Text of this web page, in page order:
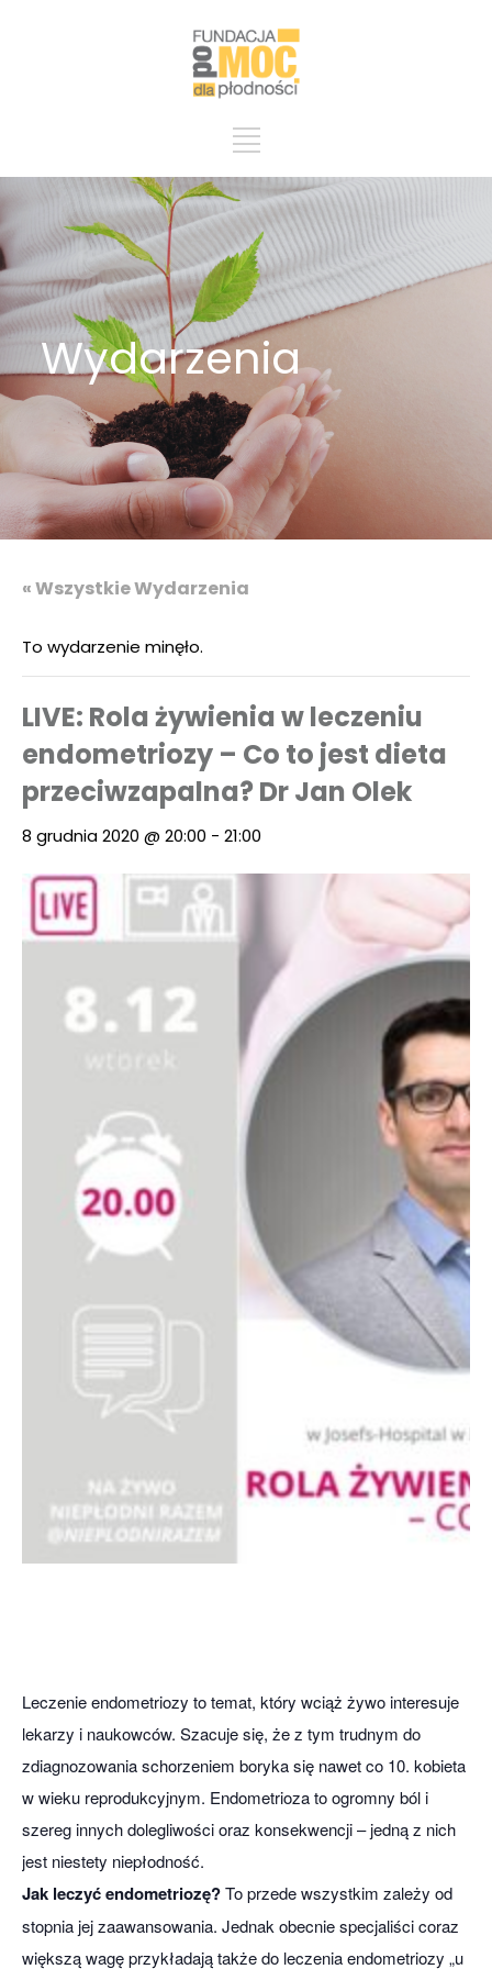
Wydarzenia
« Wszystkie Wydarzenia
To wydarzenie minęło.
LIVE: Rola żywienia w leczeniu
endometriozy – Co to jest dieta
przeciwzapalna? Dr Jan Olek
8 grudnia 2020 @ 20:00 - 21:00
Leczenie endometriozy to temat, który wciąż żywo interesuje
lekarzy i naukowców. Szacuje się, że z tym trudnym do
zdiagnozowania schorzeniem boryka się nawet co 10. kobieta
w wieku reprodukcyjnym. Endometrioza to ogromny ból i
szereg innych dolegliwości oraz konsekwencji – jedną z nich
jest niestety niepłodność.
Jak leczyć endometriozę?To przede wszystkim zależy od
stopnia jej zaawansowania. Jednak obecnie specjaliści coraz
większą wagę przykładają także do leczenia endometriozy „u